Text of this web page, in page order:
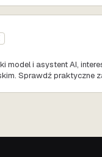
model i asystent AI,
Sprawdź praktyczne